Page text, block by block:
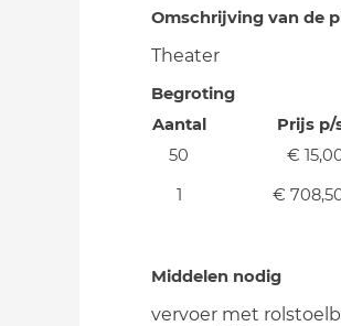
Omschrijving van de
Theater
Begroting
Aantal
Prijs p/
50
€
1
€
Middelen nodig
vervoer met